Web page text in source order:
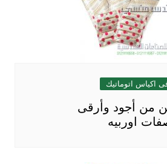
اكياس اتوماتيك
من أجود وأرقى
اوربيه